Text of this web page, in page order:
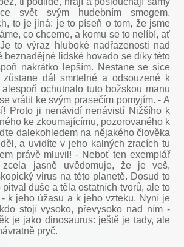
svět svým hudebním smogem.
to je jiná: je to píseň o tom, že jsme
co chceme, a komu se to nelíbí, ať
to výraz hluboké nadřazenosti nad
beznadějné lidské hovado se díky této
nakrátko lepším. Nestane se sice
zůstane dál smrtelné a odsouzené k
ochutnalo tuto božskou manu
vrátit ke svým prasečím pomyjím. - A
Proto ji nenávidí nenávistí Nižšího k
ke zkoumajícímu, pozorovaného k
dalekohledem na nějakého člověka
a uvidíte v jeho kalných zracích tu
právě mluvil! - Neboť ten exemplář
jasně uvědomuje, že je veš,
virus na této planetě. Dosud to
pitval duše a těla ostatních tvorů, ale to
k jeho úžasu a k jeho vzteku. Nyní je
stojí vysoko, převysoko nad ním -
je jako dinosaurus: ještě je tady, ale
pryč.